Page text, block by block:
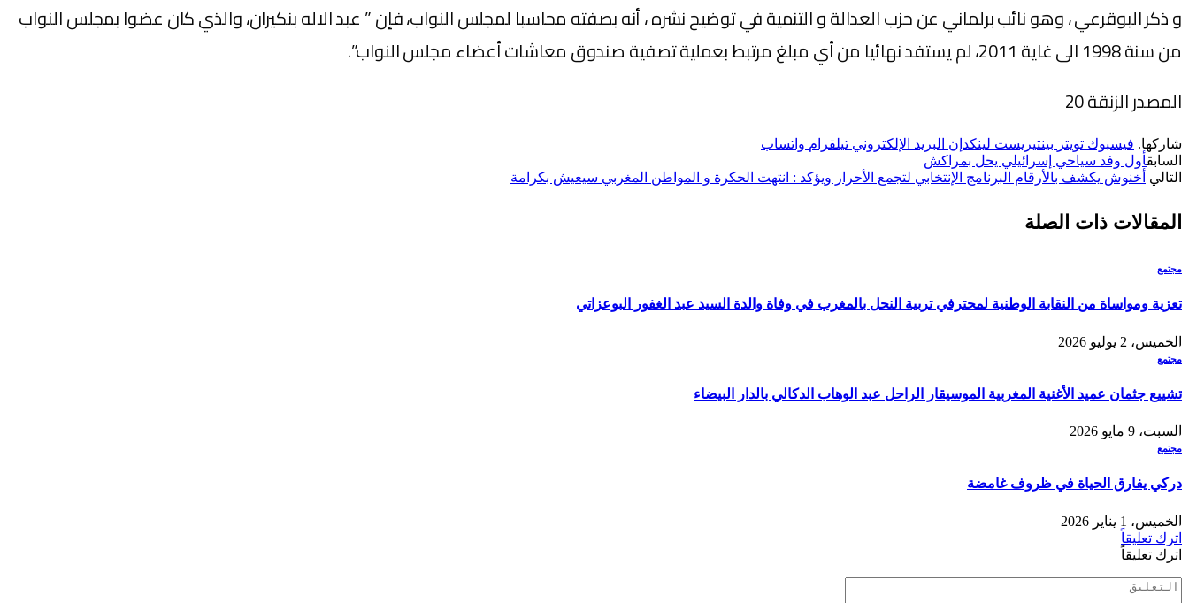
و ذكر البوقرعي ، وهو نائب برلماني عن حزب العدالة و التنمية في توضيح نشره ، أنه بصفته محاسبا لمجلس النواب، فإن ” عبد الاله بنكيران، والذي كان عضوا بمجلس النواب
من سنة 1998 الى غاية 2011، لم يستفد نهائيا من أي مبلغ مرتبط بعملية تصفية صندوق معاشات أعضاء مجلس النواب”.
المصدر الزنقة 20
شاركها. فيسبوك تويتر بينتيريست لينكدإن البريد الإلكتروني تيلقرام واتساب
السابقأول وفد سياحي إسرائيلي يحل بمراكش
التالي أخنوش يكشف بالأرقام البرنامج الإنتخابي لتجمع الأحرار ويؤكد : انتهت الحكرة و المواطن المغربي سيعيش بكرامة
المقالات ذات الصلة
مجتمع
تعزية ومواساة من النقابة الوطنية لمحترفي تربية النحل بالمغرب في وفاة والدة السيد عبد الغفور البوعزاتي
الخميس، 2 يوليو 2026
مجتمع
تشييع جثمان عميد الأغنية المغربية الموسيقار الراحل عبد الوهاب الدكالي بالدار البيضاء
السبت، 9 مايو 2026
مجتمع
دركي يفارق الحياة في ظروف غامضة
الخميس، 1 يناير 2026
اترك تعليقاً
اترك تعليقاً